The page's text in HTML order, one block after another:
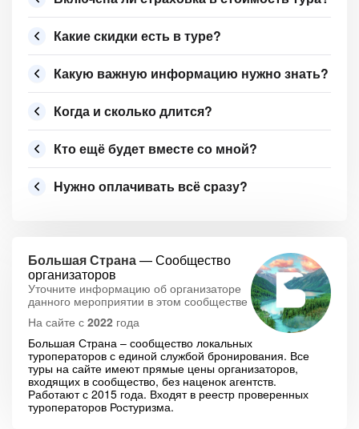
Какие скидки есть в туре?
Какую важную информацию нужно знать?
Когда и сколько длится?
Кто ещё будет вместе со мной?
Нужно оплачивать всё сразу?
Большая Страна— Сообщество
организаторов
Уточните информацию об организаторе
данного мероприятии в этом сообществе
На сайте с 2022 года
Большая Страна – сообщество локальных
туроператоров с единой службой бронирования. Все
туры на сайте имеют прямые цены организаторов,
входящих в сообщество, без наценок агентств.
Работают с 2015 года. Входят в реестр проверенных
туроператоров Ростуризма.